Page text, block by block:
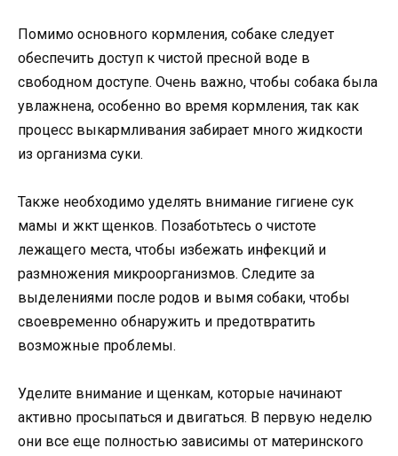
Помимо основного кормления, собаке следует
обеспечить доступ к чистой пресной воде в
свободном доступе. Очень важно, чтобы собака была
увлажнена, особенно во время кормления, так как
процесс выкармливания забирает много жидкости
из организма суки.
Также необходимо уделять внимание гигиене сук
мамы и жкт щенков. Позаботьтесь о чистоте
лежащего места, чтобы избежать инфекций и
размножения микроорганизмов. Следите за
выделениями после родов и вымя собаки, чтобы
своевременно обнаружить и предотвратить
возможные проблемы.
Уделите внимание и щенкам, которые начинают
активно просыпаться и двигаться. В первую неделю
они все еще полностью зависимы от материнского